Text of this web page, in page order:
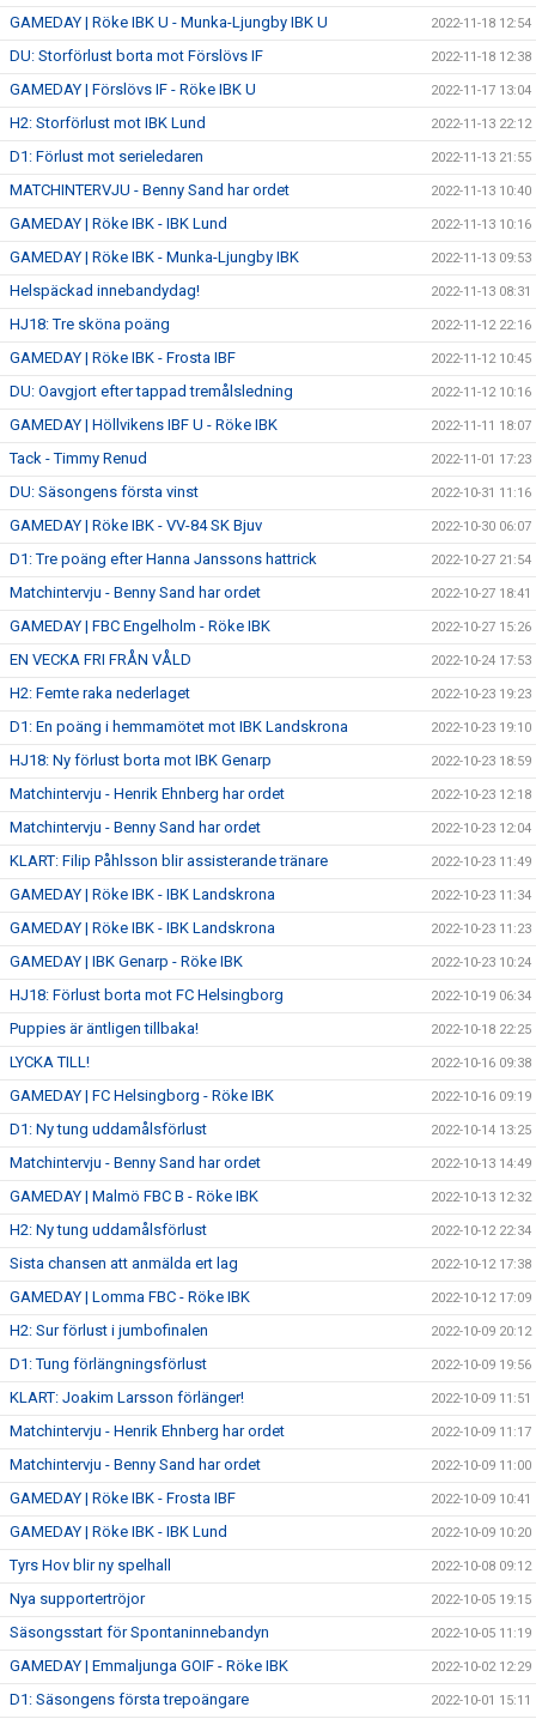
GAMEDAY | Röke IBK U - Munka-Ljungby IBK U 2022-11-18 12:54
DU: Storförlust borta mot Förslövs IF 2022-11-18 12:38
GAMEDAY | Förslövs IF - Röke IBK U 2022-11-17 13:04
H2: Storförlust mot IBK Lund 2022-11-13 22:12
D1: Förlust mot serieledaren 2022-11-13 21:55
MATCHINTERVJU - Benny Sand har ordet 2022-11-13 10:40
GAMEDAY | Röke IBK - IBK Lund 2022-11-13 10:16
GAMEDAY | Röke IBK - Munka-Ljungby IBK 2022-11-13 09:53
Helspäckad innebandydag! 2022-11-13 08:31
HJ18: Tre sköna poäng 2022-11-12 22:16
GAMEDAY | Röke IBK - Frosta IBF 2022-11-12 10:45
DU: Oavgjort efter tappad tremålsledning 2022-11-12 10:16
GAMEDAY | Höllvikens IBF U - Röke IBK 2022-11-11 18:07
Tack - Timmy Renud 2022-11-01 17:23
DU: Säsongens första vinst 2022-10-31 11:16
GAMEDAY | Röke IBK - VV-84 SK Bjuv 2022-10-30 06:07
D1: Tre poäng efter Hanna Janssons hattrick 2022-10-27 21:54
Matchintervju - Benny Sand har ordet 2022-10-27 18:41
GAMEDAY | FBC Engelholm - Röke IBK 2022-10-27 15:26
EN VECKA FRI FRÅN VÅLD 2022-10-24 17:53
H2: Femte raka nederlaget 2022-10-23 19:23
D1: En poäng i hemmamötet mot IBK Landskrona 2022-10-23 19:10
HJ18: Ny förlust borta mot IBK Genarp 2022-10-23 18:59
Matchintervju - Henrik Ehnberg har ordet 2022-10-23 12:18
Matchintervju - Benny Sand har ordet 2022-10-23 12:04
KLART: Filip Påhlsson blir assisterande tränare 2022-10-23 11:49
GAMEDAY | Röke IBK - IBK Landskrona 2022-10-23 11:34
GAMEDAY | Röke IBK - IBK Landskrona 2022-10-23 11:23
GAMEDAY | IBK Genarp - Röke IBK 2022-10-23 10:24
HJ18: Förlust borta mot FC Helsingborg 2022-10-19 06:34
Puppies är äntligen tillbaka! 2022-10-18 22:25
LYCKA TILL! 2022-10-16 09:38
GAMEDAY | FC Helsingborg - Röke IBK 2022-10-16 09:19
D1: Ny tung uddamålsförlust 2022-10-14 13:25
Matchintervju - Benny Sand har ordet 2022-10-13 14:49
GAMEDAY | Malmö FBC B - Röke IBK 2022-10-13 12:32
H2: Ny tung uddamålsförlust 2022-10-12 22:34
Sista chansen att anmälda ert lag 2022-10-12 17:38
GAMEDAY | Lomma FBC - Röke IBK 2022-10-12 17:09
H2: Sur förlust i jumbofinalen 2022-10-09 20:12
D1: Tung förlängningsförlust 2022-10-09 19:56
KLART: Joakim Larsson förlänger! 2022-10-09 11:51
Matchintervju - Henrik Ehnberg har ordet 2022-10-09 11:17
Matchintervju - Benny Sand har ordet 2022-10-09 11:00
GAMEDAY | Röke IBK - Frosta IBF 2022-10-09 10:41
GAMEDAY | Röke IBK - IBK Lund 2022-10-09 10:20
Tyrs Hov blir ny spelhall 2022-10-08 09:12
Nya supportertröjor 2022-10-05 19:15
Säsongsstart för Spontaninnebandyn 2022-10-05 11:19
GAMEDAY | Emmaljunga GOIF - Röke IBK 2022-10-02 12:29
D1: Säsongens första trepoängare 2022-10-01 15:11